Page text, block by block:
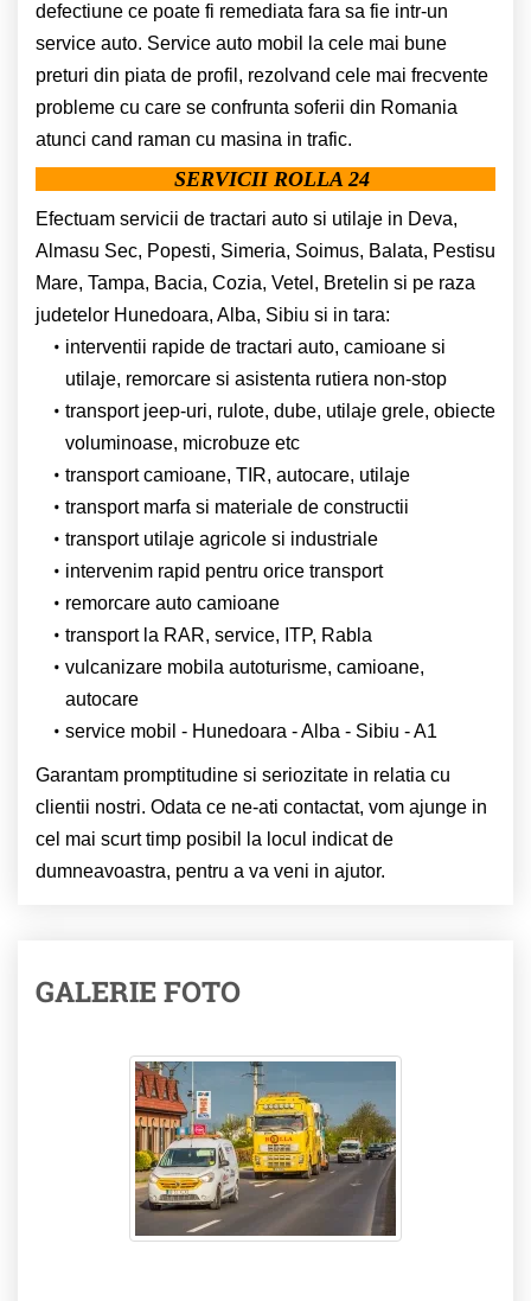
defectiune ce poate fi remediata fara sa fie intr-un
service auto. Service auto mobil la cele mai bune
preturi din piata de profil, rezolvand cele mai frecvente
probleme cu care se confrunta soferii din Romania
atunci cand raman cu masina in trafic.
SERVICII ROLLA 24
Efectuam servicii de tractari auto si utilaje in Deva,
Almasu Sec, Popesti, Simeria, Soimus, Balata, Pestisu
Mare, Tampa, Bacia, Cozia, Vetel, Bretelin si pe raza
judetelor Hunedoara, Alba, Sibiu si in tara:
interventii rapide de tractari auto, camioane si
utilaje, remorcare si asistenta rutiera non-stop
transport jeep-uri, rulote, dube, utilaje grele, obiecte
voluminoase, microbuze etc
transport camioane, TIR, autocare, utilaje
transport marfa si materiale de constructii
transport utilaje agricole si industriale
intervenim rapid pentru orice transport
remorcare auto camioane
transport la RAR, service, ITP, Rabla
vulcanizare mobila autoturisme, camioane,
autocare
service mobil - Hunedoara - Alba - Sibiu - A1
Garantam promptitudine si seriozitate in relatia cu
clientii nostri. Odata ce ne-ati contactat, vom ajunge in
cel mai scurt timp posibil la locul indicat de
dumneavoastra, pentru a va veni in ajutor.
GALERIE FOTO